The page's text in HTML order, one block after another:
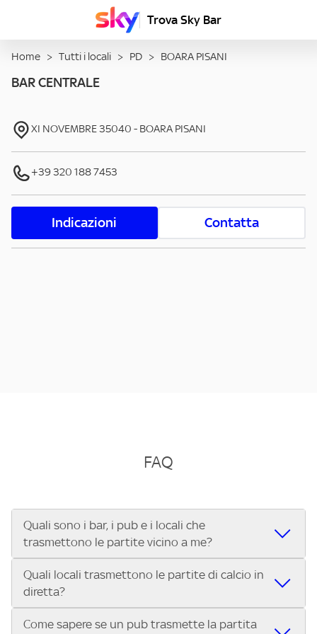
Trova Sky Bar
Home > Tutti i locali > PD > BOARA PISANI
BAR CENTRALE
XI NOVEMBRE35040 - BOARA PISANI
+39 320 188 7453
Indicazioni Contatta
FAQ
Quali sono i bar, i pub e i locali che
trasmettono le partite vicino a me?
Se cerchi un bar, pub, ristorante o locale vicino a te per
vedere le partite di Serie A ENILIVE, la Serie C Sky Wifi, la
UEFA Champions League, la UEFA Europa League, la UEFA
Conference League, il Tennis, la Formula 1®, la MotoGP™ e
Quali locali trasmettono le partite di calcio in
diretta?
Vuoi sapere quali bar, pub o ristoranti mostrano le partite
Come sapere se un pub trasmette la partita